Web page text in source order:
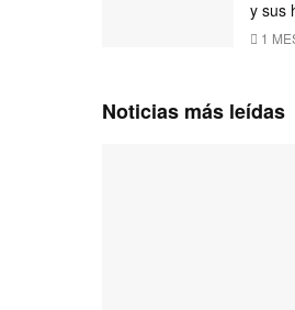
y sus
1
Noticias más leídas